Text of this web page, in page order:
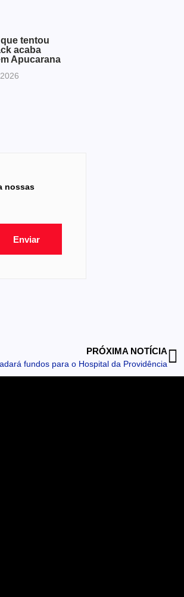
tentou
acaba
Apucarana
nossas
Enviar
PRÓXIMA NOTÍCIA
fundos para o Hospital da Providência